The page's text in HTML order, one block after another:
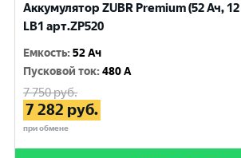
Аккумулятор ZUBR Premium (52 Ач,
LB1 арт.ZP520
Емкость:52 Ач
Пусковой ток:480 A
7 750руб.
7 282 руб.
при обмене